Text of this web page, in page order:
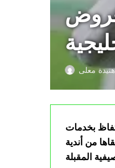
هنيدة معلى
بخدمات
من أندية